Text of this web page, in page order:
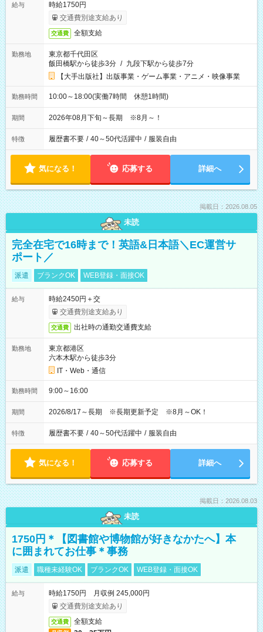
給与
時給1750円
交通費別途支給あり
交通費 全額支給
勤務地
東京都千代田区
飯田橋駅から徒歩3分 / 九段下駅から徒歩7分
【大手出版社】出版事業・ゲーム事業・アニメ・映像事業
勤務時間 10:00～18:00(実働7時間 休憩1時間)
期間 2026年08月下旬～長期 ※8月～！
特徴 履歴書不要 / 40～50代活躍中 / 服装自由
気になる！ 応募する 詳細へ
掲載日：2026.08.05
未読
完全在宅で16時まで！英語&日本語＼EC運営サ
ポート／
派遣 ブランクOK WEB登録・面接OK
給与
時給2450円＋交
交通費別途支給あり
交通費 出社時の通勤交通費支給
勤務地
東京都港区
六本木駅から徒歩3分
IT・Web・通信
勤務時間 9:00～16:00
期間 2026/8/17～長期 ※長期更新予定 ※8月～OK！
特徴 履歴書不要 / 40～50代活躍中 / 服装自由
気になる！ 応募する 詳細へ
掲載日：2026.08.03
未読
1750円＊【図書館や博物館が好きなかたへ】本
に囲まれてお仕事＊事務
派遣 職種未経験OK ブランクOK WEB登録・面接OK
給与
時給1750円 月収例 245,000円
交通費別途支給あり
交通費 全額支給